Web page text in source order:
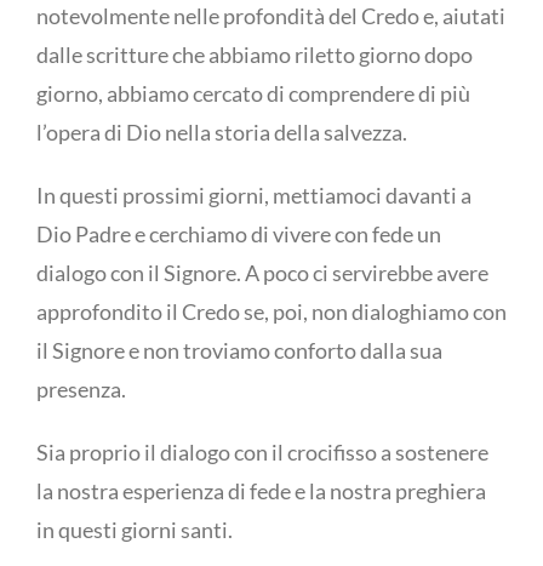
notevolmente nelle profondità del Credo e, aiutati
dalle scritture che abbiamo riletto giorno dopo
giorno, abbiamo cercato di comprendere di più
l’opera di Dio nella storia della salvezza.
In questi prossimi giorni, mettiamoci davanti a
Dio Padre e cerchiamo di vivere con fede un
dialogo con il Signore. A poco ci servirebbe avere
approfondito il Credo se, poi, non dialoghiamo con
il Signore e non troviamo conforto dalla sua
presenza.
Sia proprio il dialogo con il crocifisso a sostenere
la nostra esperienza di fede e la nostra preghiera
in questi giorni santi.